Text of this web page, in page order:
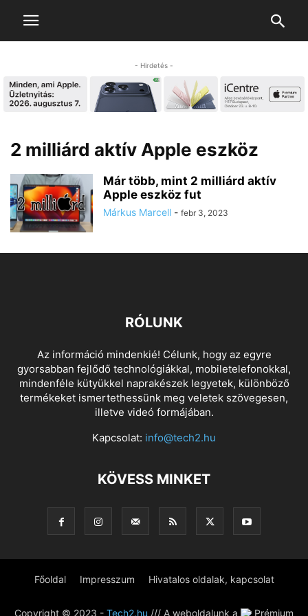
- Hirdetés -
2 milliárd aktív Apple eszköz
Már több, mint 2 milliárd aktív
Apple eszköz fut
Márkus Marcell - febr 3, 2023
RÓLUNK
Az információ mindenkié! Célunk, hogy az egyre
gyorsabban fejlődő technológiákkal, mobiletelefonokkal,
mindenféle kütyükkel naprakészek legyetek, különböző
termékeket ismertethessünk meg veletek szövegesen,
illetve videó formájában.
Kapcsolat: info@tech2.hu
KÖVESS MINKET
Főoldal Impresszum Hivatalos oldalak, kapcsolat
Copyright © 2023 - Tech2.hu /// A weboldalunk a Prémium